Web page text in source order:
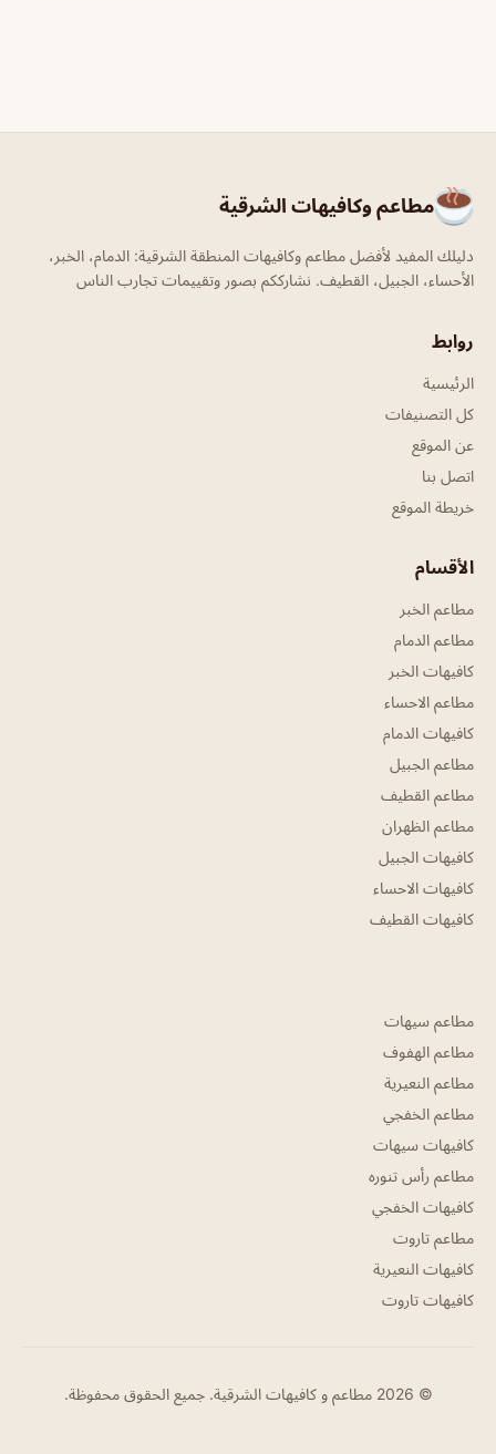
مطاعم وكافيهات الشرقية
دليلك المفيد لأفضل مطاعم وكافيهات المنطقة الشرقية: الدمام، الخبر،
الأحساء، الجبيل، القطيف. نشارككم بصور وتقييمات تجارب الناس
روابط
الرئيسية
كل التصنيفات
عن الموقع
اتصل بنا
خريطة الموقع
الأقسام
مطاعم الخبر
مطاعم الدمام
كافيهات الخبر
مطاعم الاحساء
كافيهات الدمام
مطاعم الجبيل
مطاعم القطيف
مطاعم الظهران
كافيهات الجبيل
كافيهات الاحساء
كافيهات القطيف
مطاعم سيهات
مطاعم الهفوف
مطاعم النعيرية
مطاعم الخفجي
كافيهات سيهات
مطاعم رأس تنوره
كافيهات الخفجي
مطاعم تاروت
كافيهات النعيرية
كافيهات تاروت
© 2026 مطاعم و كافيهات الشرقية. جميع الحقوق محفوظة.